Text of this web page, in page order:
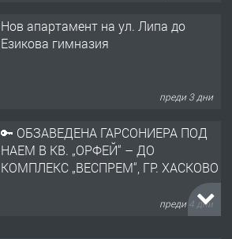
Нов апартамент на ул. Липа до
Езикова гимназия
преди 3 дни
🔑 ОБЗАВЕДЕНА ГАРСОНИЕРА ПОД
НАЕМ В КВ. „ОРФЕЙ“ – ДО
КОМПЛЕКС „ВЕСПРЕМ“, ГР. ХАСКОВО
преди 4 дни